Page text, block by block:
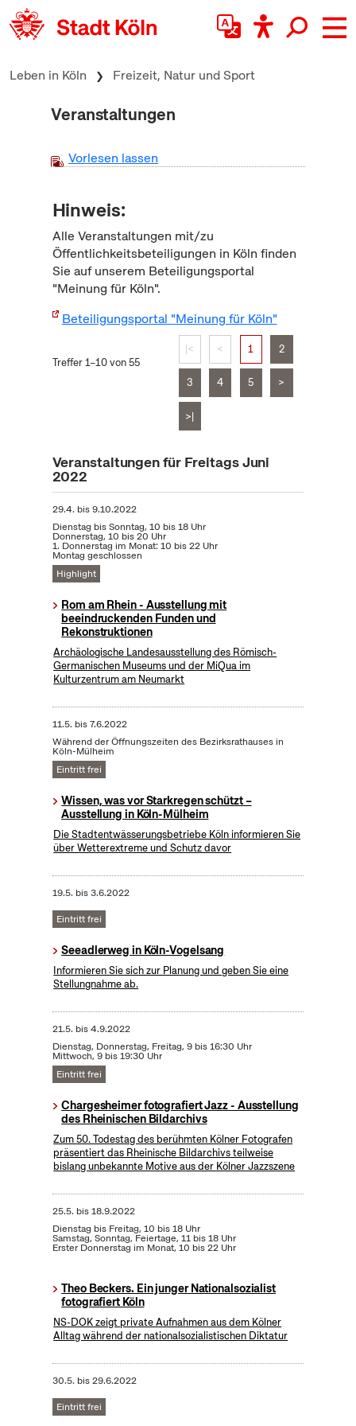
zum Inhalt springen
Leben in Köln Freizeit, Natur und Sport
Veranstaltungen
Vorlesen lassen
Hinweis:
Alle Veranstaltungen mit/zu
Öffentlichkeitsbeteiligungen in Köln finden
Sie auf unserem Beteiligungsportal
"Meinung für Köln".
Beteiligungsportal "Meinung für Köln"
Treffer 1–10 von 55
|< < 1 2
3 4 5 >
>|
Veranstaltungen für Freitags Juni
2022
29.4. bis9.10.2022
Dienstag bis Sonntag, 10 bis 18 Uhr
Donnerstag, 10 bis 20 Uhr
1. Donnerstag im Monat: 10 bis 22 Uhr
Montag geschlossen
Highlight
Rom am Rhein - Ausstellung mit
beeindruckenden Funden und
Rekonstruktionen
Archäologische Landesausstellung des Römisch-
Germanischen Museums und der MiQua im
Kulturzentrum am Neumarkt
11.5. bis7.6.2022
Während der Öffnungszeiten des Bezirksrathauses in
Köln-Mülheim
Eintritt frei
Wissen, was vor Starkregen schützt –
Ausstellung in Köln-Mülheim
Die Stadtentwässerungsbetriebe Köln informieren Sie
über Wetterextreme und Schutz davor
19.5. bis3.6.2022
Eintritt frei
Seeadlerweg in Köln-Vogelsang
Informieren Sie sich zur Planung und geben Sie eine
Stellungnahme ab.
21.5. bis4.9.2022
Dienstag, Donnerstag, Freitag, 9 bis 16:30 Uhr
Mittwoch, 9 bis 19:30 Uhr
Eintritt frei
Chargesheimer fotografiert Jazz - Ausstellung
des Rheinischen Bildarchivs
Zum 50. Todestag des berühmten Kölner Fotografen
präsentiert das Rheinische Bildarchivs teilweise
bislang unbekannte Motive aus der Kölner Jazzszene
25.5. bis18.9.2022
Dienstag bis Freitag, 10 bis 18 Uhr
Samstag, Sonntag, Feiertage, 11 bis 18 Uhr
Erster Donnerstag im Monat, 10 bis 22 Uhr
Theo Beckers. Ein junger Nationalsozialist
fotografiert Köln
NS-DOK zeigt private Aufnahmen aus dem Kölner
Alltag während der nationalsozialistischen Diktatur
30.5. bis29.6.2022
Eintritt frei